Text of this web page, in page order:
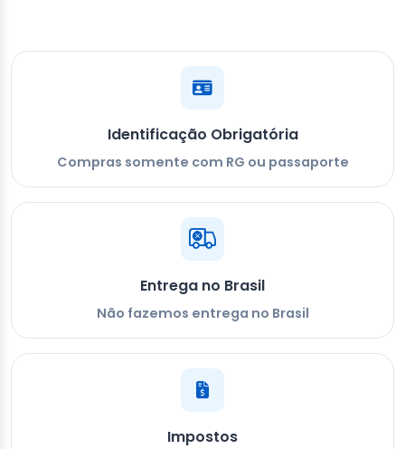
Identificação Obrigatória
Compras somente com RG ou passaporte
Entrega no Brasil
Não fazemos entrega no Brasil
Impostos